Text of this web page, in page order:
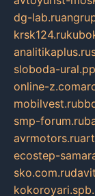
dg-lab.ru
krsk124.ru
analitikaplus.ru
sloboda-
online-z.com
mobilvest.ru
smp-forum.ru
avrmotors.ru
ecostep-
sko.com.ru